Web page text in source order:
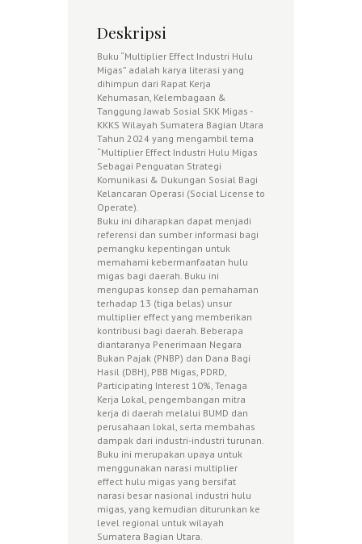
Deskripsi
Buku “Multiplier Effect Industri Hulu
Migas” adalah karya literasi yang
dihimpun dari Rapat Kerja
Kehumasan, Kelembagaan &
Tanggung Jawab Sosial SKK Migas -
KKKS Wilayah Sumatera Bagian Utara
Tahun 2024 yang mengambil tema
“Multiplier Effect Industri Hulu Migas
Sebagai Penguatan Strategi
Komunikasi & Dukungan Sosial Bagi
Kelancaran Operasi (Social License to
Operate).
Buku ini diharapkan dapat menjadi
referensi dan sumber informasi bagi
pemangku kepentingan untuk
memahami kebermanfaatan hulu
migas bagi daerah. Buku ini
mengupas konsep dan pemahaman
terhadap 13 (tiga belas) unsur
multiplier effect yang memberikan
kontribusi bagi daerah. Beberapa
diantaranya Penerimaan Negara
Bukan Pajak (PNBP) dan Dana Bagi
Hasil (DBH), PBB Migas, PDRD,
Participating Interest 10%, Tenaga
Kerja Lokal, pengembangan mitra
kerja di daerah melalui BUMD dan
perusahaan lokal, serta membahas
dampak dari industri-industri turunan.
Buku ini merupakan upaya untuk
menggunakan narasi multiplier
effect hulu migas yang bersifat
narasi besar nasional industri hulu
migas, yang kemudian diturunkan ke
level regional untuk wilayah
Sumatera Bagian Utara.